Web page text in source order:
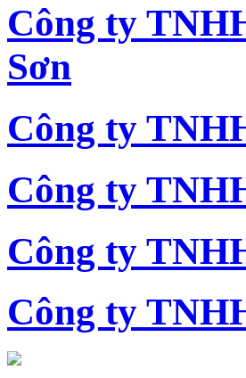
Công ty
Sơn
Công ty
Công ty
Công ty
Công ty